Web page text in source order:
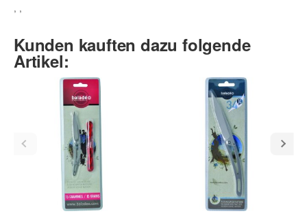
, ,
Kunden kauften dazu folgende
Artikel: